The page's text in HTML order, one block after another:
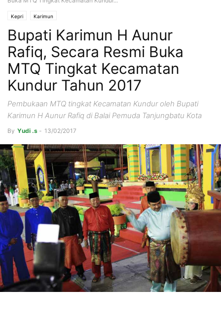
Kepri Karimun
Bupati Karimun H Aunur
Rafiq, Secara Resmi Buka
MTQ Tingkat Kecamatan
Kundur Tahun 2017
Pembukaan MTQ tingkat Kecamatan Kundur oleh Bupati
Karimun H Aunur Rafiq di Balai Pemuda Tanjungbatu Kota
By Yudi .s - 13/02/2017